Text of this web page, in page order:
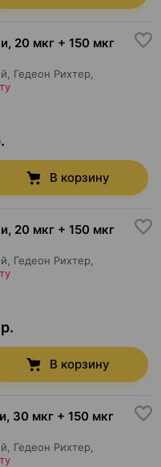
, 20 мкг + 150 мкг
Гедеон Рихтер
В корзину
, 20 мкг + 150 мкг
Гедеон Рихтер
В корзину
, 30 мкг + 150 мкг
Гедеон Рихтер